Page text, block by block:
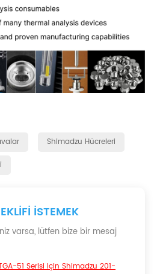
Shimadzu Hücreleri
ISTEMEK
varsa, lütfen bize bir mesaj
51 Serisi Için Shimadzu 201-